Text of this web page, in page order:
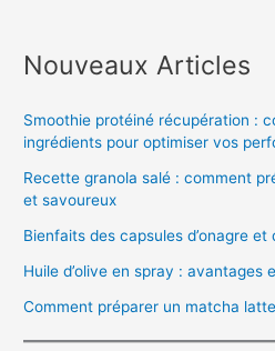
Nouveaux Articles
Smoothie protéiné récupération :
ingrédients pour optimiser vos
Recette granola salé : comment
et savoureux
Bienfaits des capsules d’onagre
Huile d’olive en spray : avantages
Comment préparer un matcha